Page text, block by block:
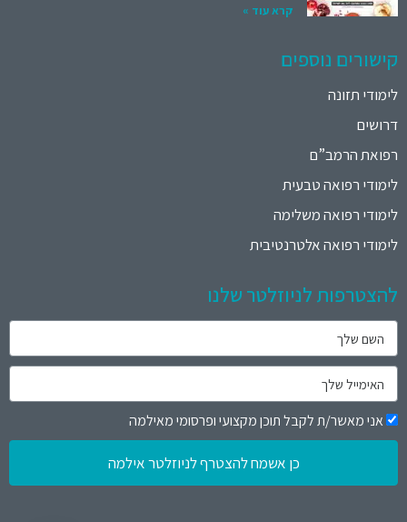
קרא עוד »
קישורים נוספים
לימודי תזונה
דרושים
רפואת הרמב”ם
לימודי רפואה טבעית
לימודי רפואה משלימה
לימודי רפואה אלטרנטיבית
להצטרפות לניוזלטר שלנו
אני מאשר/ת לקבל תוכן מקצועי ופרסומי מאילמה
כן אשמח להצטרף לניוזלטר אילמה